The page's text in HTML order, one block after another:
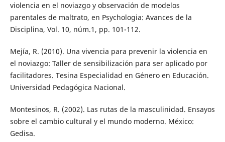
violencia en el noviazgo y observación de modelos
parentales de maltrato, en Psychologia: Avances de la
Disciplina, Vol. 10, núm.1, pp. 101-112.
Mejía, R. (2010). Una vivencia para prevenir la violencia en
el noviazgo: Taller de sensibilización para ser aplicado por
facilitadores. Tesina Especialidad en Género en Educación.
Universidad Pedagógica Nacional.
Montesinos, R. (2002). Las rutas de la masculinidad. Ensayos
sobre el cambio cultural y el mundo moderno. México:
Gedisa.